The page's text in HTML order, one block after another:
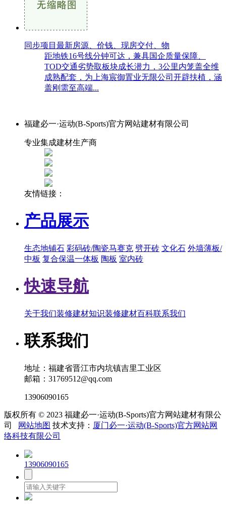
同步项目最新房源、价钱、现房交付、物
距地铁16号线分钟可达，兼具国企质量保障、
TOD交通劣势取板块成长潜力，3公里内笼盖全维
成熟配套，为上海宸御置业无限公司开辟扶植，涵
盖刚需至高端...
福建必一·运动(B-Sports)官方网站建材有限公司
专业集成建材生产商
友情链接：
产品展示
生态地铺石 彩码砖/陶瓷马赛克 劈开砖 文化石 外墙薄板/
中板 复合保温一体板 陶板 室内砖
快速导航
关于我们装修建材知识装修建材百科联系我们
联系我们
地址：福建省晋江市内坑镇吉里工业区
邮箱：31769512@qq.com
13906090165
版权所有 © 2023 福建必一·运动(B-Sports)官方网站建材有限公
司
网站地图 技术支持： 厦门必一·运动(B-Sports)官方网站网
络科技有限公司
13906090165